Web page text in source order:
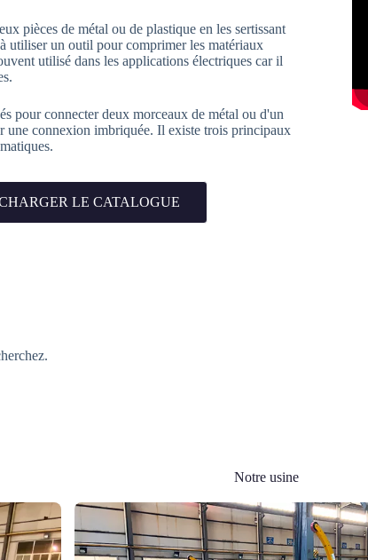
pièces de métal ou de plastique en les sertissant
utiliser un outil pour comprimer les matériaux
utilisé dans les applications électriques car il
pour connecter deux morceaux de métal ou d'un
une connexion imbriquée. Il existe trois principaux
LE CATALOGUE
Notre usine